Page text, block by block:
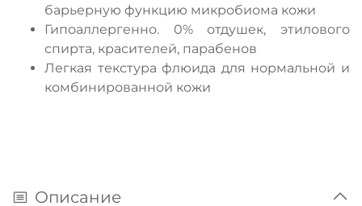
барьерную функцию микробиома кожи
Гипоаллергенно. 0% отдушек, этилового
спирта, красителей, парабенов
Легкая текстура флюида для нормальной и
комбинированной кожи
Описание